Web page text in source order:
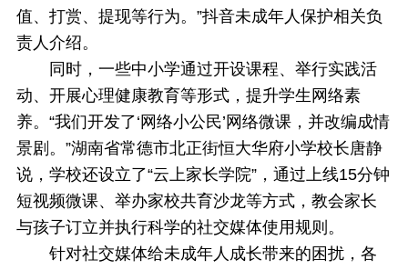
值、打赏、提现等行为。”抖音未成年人保护相关负
责人介绍。
同时，一些中小学通过开设课程、举行实践活
动、开展心理健康教育等形式，提升学生网络素
养。“我们开发了‘网络小公民’网络微课，并改编成情
景剧。”湖南省常德市北正街恒大华府小学校长唐静
说，学校还设立了“云上家长学院”，通过上线15分钟
短视频微课、举办家校共育沙龙等方式，教会家长
与孩子订立并执行科学的社交媒体使用规则。
针对社交媒体给未成年人成长带来的困扰，各